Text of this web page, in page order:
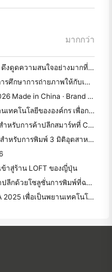
มากกว่า
กล้องทันทีและเครื่องพิมพ์รูปแบบพกพา Hanin ดึงดูดความสนใจอย่างมากที่ IEAE เซินเจิ้น 2026
การเดินทางข้ามภูเขาที่มีหิมะ: ฮานินนําโครงการศึกษาการถ่ายภาพให้กับเด็กในคามโด
ฮานินได้รับเกียรติระดับชาติใหม่: ได้รับชื่อ "2026 Made in China · Brand ที่ผู้บริโภคเชื่อถือได้"
ฮานิน ได้รับการยอมรับว่าเป็นศูนย์แห่งชาติด้านเทคโนโลยีขององค์กร เพื่อการนํานวัตกรรม
HPRT แสดง NEX Series ที่ขับเคลื่อนด้วย AI สําหรับการค้าปลีกสมาร์ทที่ CHINASHOP 2026
ฮานินเปิดเผยนวัตกรรม LCD-L298 และ SJF สําหรับการพิมพ์ 3 มิติอุตสาหกรรมที่ TCT Asia 2026
ข้าสู่ร้าน LOFT ของญี่ปุ่น
ฮานินที่ NRF 2026: สร้างพลังงานให้กับการค้าปลีกด้วยโซลูชั่นการพิมพ์ที่ฉลาดเต็มรูปแบบ
เจอกันในสิงคโปร์: เข้าร่วมฮานินที่ ITMA ASIA 2025 เพื่อเป็นพยานเทคโนโลยีการพิมพ์ดิจิตอลล่าสุด